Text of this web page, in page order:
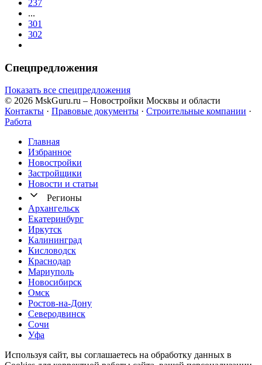
237
...
301
302
Спецпредложения
Показать все спецпредложения
© 2026 MskGuru.ru – Новостройки Москвы и области
Контакты · Правовые документы · Строительные компании ·
Работа
Главная
Избранное
Новостр ойки
Застройщики
Новости и статьи
Регионы
Архангельск
Екатеринбург
Иркутск
Калининград
Кисловодск
Краснодар
Мариуполь
Новосибирск
Омск
Ростов-на-Дону
Северодвинск
Сочи
Уфа
Используя сайт, вы соглашаетесь на обработку данных в